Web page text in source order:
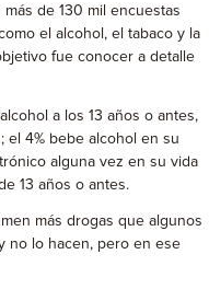
de 130 mil encuestas
el alcohol, el tabaco y la
fue conocer a detalle
a los 13 años o antes,
el 4% bebe alcohol en su
alguna vez en su vida
13 años o antes.
más drogas que algunos
no lo hacen, pero en ese